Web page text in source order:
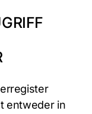
entweder in